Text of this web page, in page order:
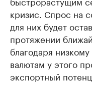
кризис. Спрос на
для них будет
протяжении
благодаря
валютам у этого
экспортный